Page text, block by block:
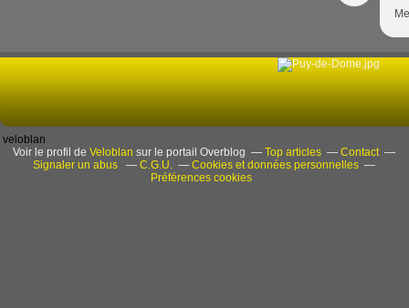
veloblan
Voir le profil deVeloblan sur le portail Overblog Top articles
Contact
Signaler un abus
C.G.U.
Cookies et données personnelles
Préférences cookies